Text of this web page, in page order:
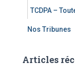
TCDPA –
Nos Tribunes
Articles